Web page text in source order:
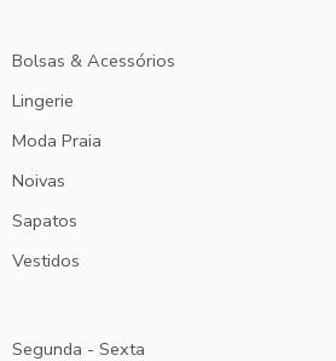
Bolsas & Acessórios
Lingerie
Moda Praia
Noivas
Sapatos
Vestidos
Segunda - Sexta